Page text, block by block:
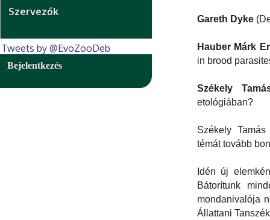
Szervezők
Tweets by @EvoZooDeb
Bejelentkezés
Gareth Dyke
Hauber Márk
in brood
Székely
etológiában?
Székely
témát tovább
Idén új
Bátorítunk
mondanivalója
Állattani